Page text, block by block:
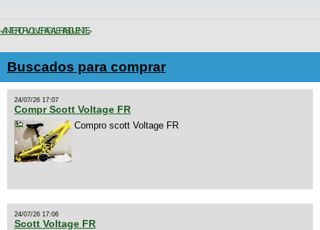
< ANTERIORVOLVER A GALERIASIGUIENTE >
Buscados para comprar
24/07/26 17:07
Compr Scott Voltage FR
Compro scott Voltage FR
24/07/26 17:06
Scott Voltage FR